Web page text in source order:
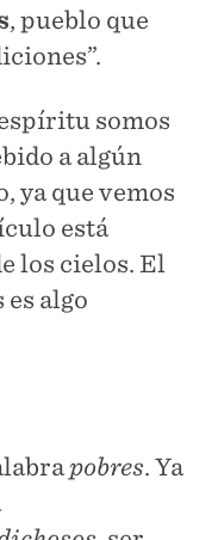
, pueblo que
somos
a algún
ya que vemos
está
los cielos. El
algo
pobres. Ya